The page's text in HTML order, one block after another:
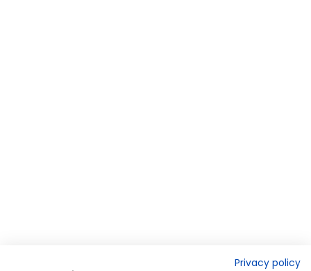
Privacy policy